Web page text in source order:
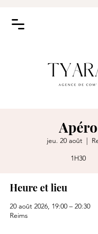
Apéro
jeu. 20 août
  |
1H30
Heure et lieu
20 août 2026, 19:00 – 20:30
Reims